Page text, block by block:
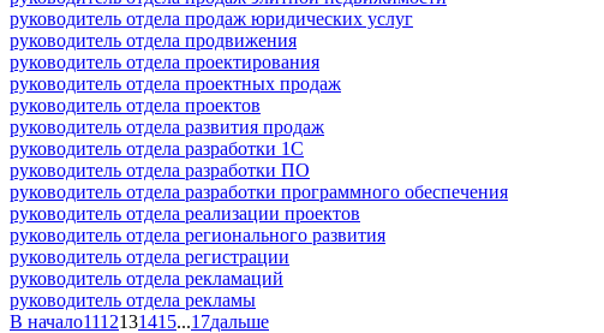
руководитель отдела продаж юридических услуг
руководитель отдела продвижения
руководитель отдела проектирования
руководитель отдела проектных продаж
руководитель отдела проектов
руководитель отдела развития продаж
руководитель отдела разработки 1С
руководитель отдела разработки ПО
руководитель отдела разработки программного обеспечения
руководитель отдела реализации проектов
руководитель отдела регионального развития
руководитель отдела регистрации
руководитель отдела рекламаций
руководитель отдела рекламы
В начало1112131415...17дальше